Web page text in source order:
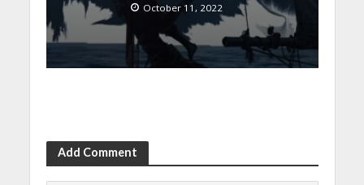
October 11, 2022
Add Comment